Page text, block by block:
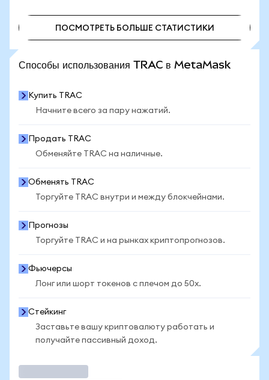
ПОСМОТРЕТЬ БОЛЬШЕ СТАТИСТИКИ
Способы использования TRAC в MetaMask
Купить TRAC
Начните всего за пару нажатий.
Продать TRAC
Обменяйте TRAC на наличные.
Обменять TRAC
Торгуйте TRAC внутри и между блокчейнами.
Прогнозы
Торгуйте TRAC и на рынках криптопрогнозов.
Фьючерсы
Лонг или шорт токенов с плечом до 50x.
Стейкинг
Заставьте вашу криптовалюту работать и
получайте пассивный доход.